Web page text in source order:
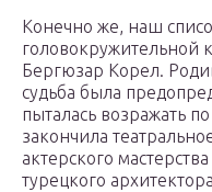
Конечно же, наш
головокружительной
Бергюзар Корел.
судьба была
пыталась возражать
закончила
актерского
турецкого